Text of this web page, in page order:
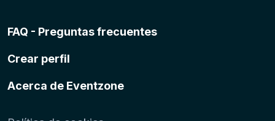
FAQ - Preguntas frecuentes
Crear perfil
Acerca de Eventzone